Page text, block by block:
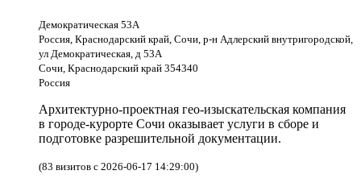
Демократическая 53А
Россия, Краснодарский край, Сочи, р-н Адлерский внутригородской,
ул Демократическая, д 53А
Сочи, Краснодарский край 354340
Россия
Архитектурно-проектная гео-изыскательская компания
в городе-курорте Сочи оказывает услуги в сборе и
подготовке разрешительной документации.
(83 визитов с 2026-06-17 14:29:00)